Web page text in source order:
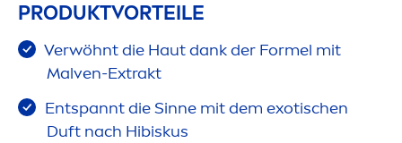
PRODUKTVORTEILE
Verwöhnt die Haut dank der Formel mit
Malven-Extrakt
Entspannt die Sinne mit dem exotischen
Duft nach Hibiskus